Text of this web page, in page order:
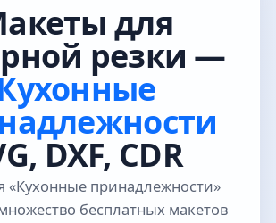
для
резки —
DXF, CDR
«Кухонные принадлежности»
бесплатных макетов